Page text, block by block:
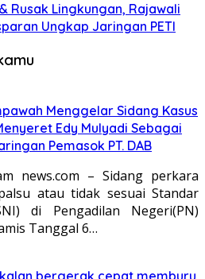
Rusak Lingkungan, Rajawali
Ungkap Jaringan PETI
Menggelar Sidang Kasus
Edy Mulyadi Sebagai
Pemasok PT. DAB
news.com – Sidang perkara
atau tidak sesuai Standar
di Pengadilan Negeri(PN)
Tanggal 6…
bergerak cepat memburu